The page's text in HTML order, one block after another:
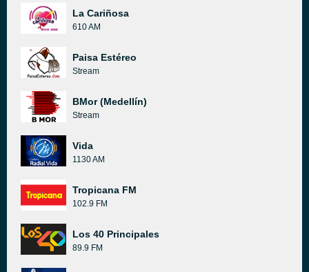
La Cariñosa
610 AM
Paisa Estéreo
Stream
BMor (Medellín)
Stream
Vida
1130 AM
Tropicana FM
102.9 FM
Los 40 Principales
89.9 FM